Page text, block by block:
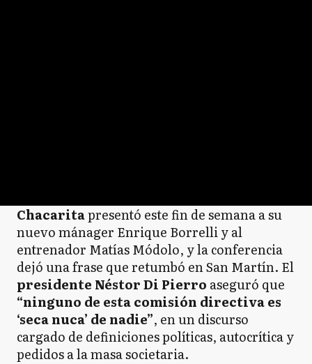
Chacaritapresentó este fin de semana a su
nuevo mánager Enrique Borrelli y al
entrenador Matías Módolo, y la conferencia
dejó una frase que retumbó en San Martín. El
presidente Néstor Di Pierro aseguró que
“ninguno de esta comisión directiva es
‘seca nuca’ de nadie”, en un discurso
cargado de definiciones políticas, autocrítica y
pedidos a la masa societaria.